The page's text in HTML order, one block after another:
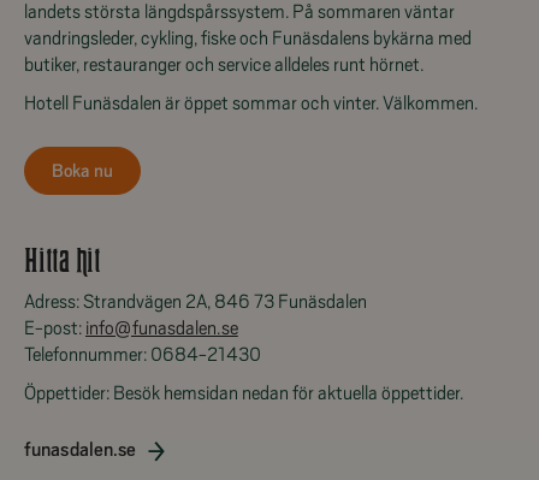
landets största längdspårssystem. På sommaren väntar
vandringsleder, cykling, fiske och Funäsdalens bykärna med
butiker, restauranger och service alldeles runt hörnet.
Hotell Funäsdalen är öppet sommar och vinter. Välkommen.
Boka nu
Hitta hit
Adress: Strandvägen 2A, 846 73 Funäsdalen
E-post: info@funasdalen.se
Telefonnummer: 0684-21430
Öppettider: Besök hemsidan nedan för aktuella öppettider.
funasdalen.se